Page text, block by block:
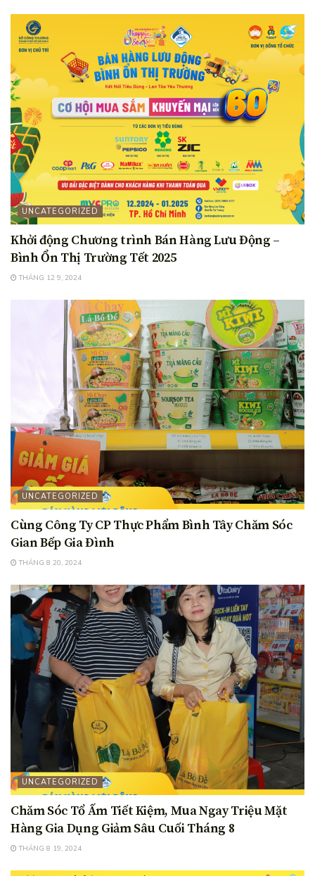
UNCATEGORIZED
Khởi động Chương trình Bán Hàng Lưu Động –
Bình Ổn Thị Trường Tết 2025
THÁNG 12 9, 2024
UNCATEGORIZED
Cùng Công Ty CP Thực Phẩm Bình Tây Chăm Sóc
Gian Bếp Gia Đình
THÁNG 8 20, 2024
UNCATEGORIZED
Chăm Sóc Tổ Ấm Tiết Kiệm, Mua Ngay Triệu Mặt
Hàng Gia Dụng️ Giảm Sâu Cuối Tháng 8
THÁNG 8 19, 2024